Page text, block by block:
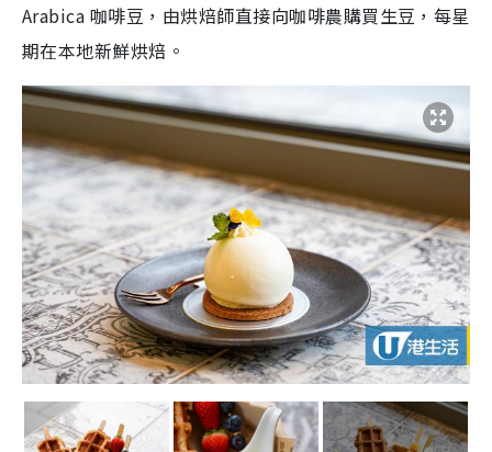
Arabica 咖啡豆，由烘焙師直接向咖啡農購買生豆，每星
期在本地新鮮烘焙。